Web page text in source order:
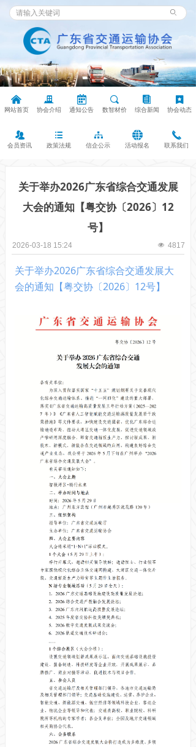
ꄙ
낀
网站首页
끉
协会介绍
녀
通知公告
끠
数智材价
뀴
综合新闻
끈
协会动态
뀡
会员资讯
뀑
政策法规
뀒
信企公示
뀁
活动报名
끅
联系我们
关于举办2026广东省综合交通发展
大会的通知【粤交协〔2026〕12
号】
关于举办2026广东省综合交通发展大
会的通知【粤交协〔2026〕12号】
넶 4817
2026-03-18 15:24